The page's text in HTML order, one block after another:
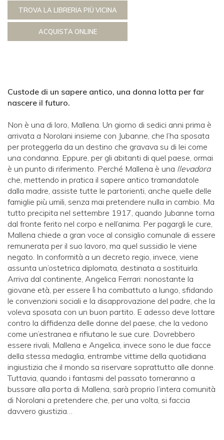
TROVA LA LIBRERIA PIÙ VICINA
ACQUISTA ONLINE
Custode di un sapere antico, una donna lotta per far
nascere il futuro.
Non è una di loro, Mallena. Un giorno di sedici anni prima è
arrivata a Norolani insieme con Jubanne, che l’ha sposata
per proteggerla da un destino che gravava su di lei come
una condanna. Eppure, per gli abitanti di quel paese, ormai
è un punto di riferimento. Perché Mallena è una llevadora
che, mettendo in pratica il sapere antico tramandatole
dalla madre, assiste tutte le partorienti, anche quelle delle
famiglie più umili, senza mai pretendere nulla in cambio. Ma
tutto precipita nel settembre 1917, quando Jubanne torna
dal fronte ferito nel corpo e nell’anima. Per pagargli le cure,
Mallena chiede a gran voce al consiglio comunale di essere
remunerata per il suo lavoro, ma quel sussidio le viene
negato. In conformità a un decreto regio, invece, viene
assunta un’ostetrica diplomata, destinata a sostituirla.
Arriva dal continente, Angelica Ferrari: nonostante la
giovane età, per essere lì ha combattuto a lungo, sfidando
le convenzioni sociali e la disapprovazione del padre, che la
voleva sposata con un buon partito. E adesso deve lottare
contro la diffidenza delle donne del paese, che la vedono
come un’estranea e rifiutano le sue cure. Dovrebbero
essere rivali, Mallena e Angelica, invece sono le due facce
della stessa medaglia, entrambe vittime della quotidiana
ingiustizia che il mondo sa riservare soprattutto alle donne.
Tuttavia, quando i fantasmi del passato torneranno a
bussare alla porta di Mallena, sarà proprio l’intera comunità
di Norolani a pretendere che, per una volta, si faccia
davvero giustizia…